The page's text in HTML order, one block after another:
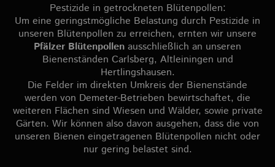
Pestizide in getrockneten Blütenpollen:
Um eine geringstmögliche Belastung durch Pestizide in
unseren Blütenpollen zu erreichen, ernten wir unsere
Pfälzer Blütenpollen ausschließlich an unseren
Bienenständen Carlsberg, Altleiningen und
Hertlingshausen.
Die Felder im direkten Umkreis der Bienenstände
werden von Demeter-Betrieben bewirtschaftet, die
weiteren Flächen sind Wiesen und Wälder, sowie private
Gärten. Wir können also davon ausgehen, dass die von
unseren Bienen eingetragenen Blütenpollen nicht oder
nur gering belastet sind.